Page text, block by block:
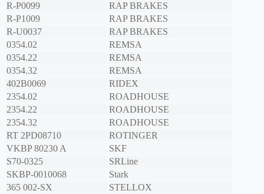
R-P0099
RAP BRAKES
R-P1009
RAP BRAKES
R-U0037
RAP BRAKES
0354.02
REMSA
0354.22
REMSA
0354.32
REMSA
402B0069
RIDEX
2354.02
ROADHOUSE
2354.22
ROADHOUSE
2354.32
ROADHOUSE
RT 2PD08710
ROTINGER
VKBP 80230 A
SKF
S70-0325
SRLine
SKBP-0010068
Stark
365 002-SX
STELLOX